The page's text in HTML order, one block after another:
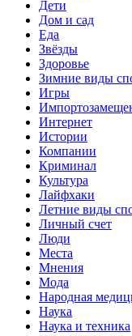
Дети
Дом и сад
Еда
Звёзды
Здоровье
Зимние виды
Игры
Интернет
Истории
Компании
Криминал
Культура
Лайфхаки
Летние виды
Личный счет
Люди
Места
Мнения
Мода
Народная
Наука
Наука и техника